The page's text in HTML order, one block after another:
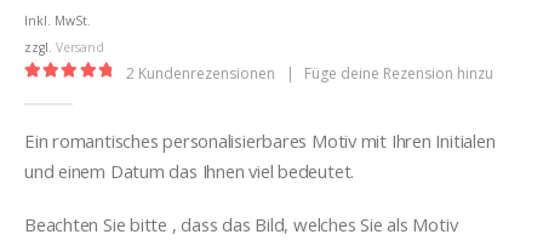
Inkl. MwSt.
zzgl. Versand
2 Kundenrezensionen | Füge deine Rezension hinzu
Ein romantisches personalisierbares Motiv mit Ihren Initialen
und einem Datum das Ihnen viel bedeutet.
Beachten Sie bitte , dass das Bild, welches Sie als Motiv